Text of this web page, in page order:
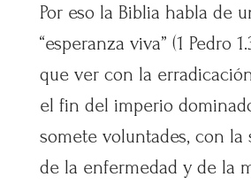
Por eso la Biblia habla de
“esperanza viva” (1 Pedro
que ver con la
el fin del imperio
somete voluntades, con la
de la enfermedad y de la